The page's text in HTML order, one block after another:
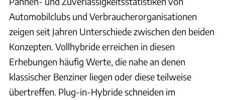
Automobilclubs und Verbraucherorganisationen
zeigen seit Jahren Unterschiede zwischen den beiden
Konzepten. Vollhybride erreichen in diesen
Erhebungen häufig Werte, die nahe an denen
klassischer Benziner liegen oder diese teilweise
übertreffen. Plug-in-Hybride schneiden im